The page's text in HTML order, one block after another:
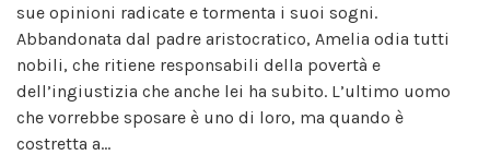
sue opinioni radicate e tormenta i suoi sogni.
Abbandonata dal padre aristocratico, Amelia odia tutti
nobili, che ritiene responsabili della povertà e
dell’ingiustizia che anche lei ha subito. L’ultimo uomo
che vorrebbe sposare è uno di loro, ma quando è
costretta a...